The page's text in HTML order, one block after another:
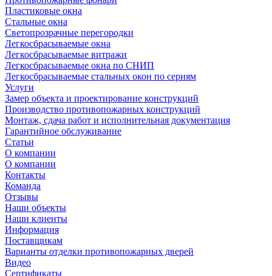
Пластиковые окна
Стальные окна
Светопрозрачные перегородки
Легкосбрасываемые окна
Легкосбрасываемые витражи
Легкосбрасываемые окна по СНИП
Легкосбрасываемые стальных окон по сериям
Услуги
Замер объекта и проектирование конструкций
Производство противопожарных конструкций
Монтаж, сдача работ и исполнительная документация
Гарантийное обслуживание
Статьи
О компании
О компании
Контакты
Команда
Отзывы
Наши объекты
Наши клиенты
Информация
Поставщикам
Варианты отделки противопожарных дверей
Видео
Сертификаты